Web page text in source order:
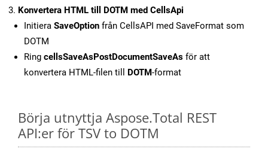
Konvertera HTML till DOTM med CellsApi
Initiera SaveOption från CellsAPI med SaveFormat som
DOTM
Ring cellsSaveAsPostDocumentSaveAs för att
konvertera HTML-filen till DOTM-format
Börja utnyttja Aspose.Total REST
API:er för TSV to DOTM